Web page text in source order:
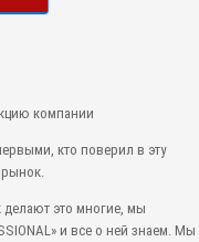
компании
кто поверил в эту
делают это многие, мы
и все о ней знаем. Мы